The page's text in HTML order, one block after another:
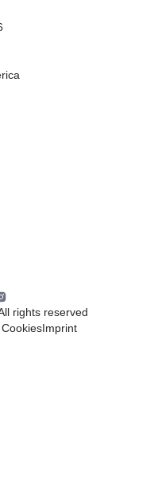
rights reserved
Imprint